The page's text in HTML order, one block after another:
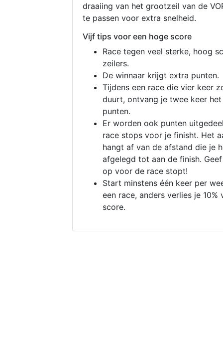
draaiing van het grootzeil van de
te passen voor extra snelheid.
Vijf tips voor een hoge score
Race tegen veel sterke, hoog
zeilers.
De winnaar krijgt extra punten.
Tijdens een race die vier keer
duurt, ontvang je twee keer
punten.
Er worden ook punten
race stops voor je finisht. Het
hangt af van de afstand die je
afgelegd tot aan de finish.
op voor de race stopt!
Start minstens één keer per
een race, anders verlies je 10%
score.